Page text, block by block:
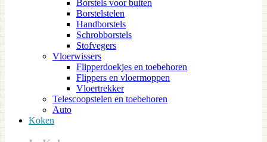
Borstels voor buiten
Borstelstelen
Handborstels
Schrobborstels
Stofvegers
Vloerwissers
Flipperdoekjes en toebehoren
Flippers en vloermoppen
Vloertrekker
Telescoopstelen en toebehoren
Auto
Koken